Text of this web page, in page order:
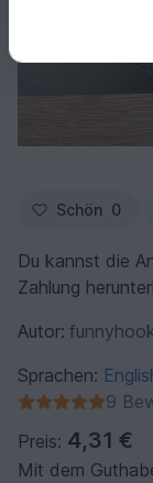
Schön 0
Du kannst die
Zahlung
Autor:
Sprachen:
9
Preis: 4,31 €
Mit dem